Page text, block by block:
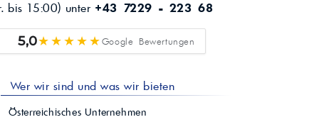
bis 15:00) unter +43 7229 - 223 68
5,0★★★★★Google Bewertungen
Wer wir sind und was wir bieten
Österreichisches Unternehmen